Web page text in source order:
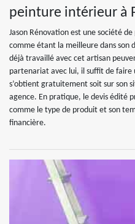
peinture intérieur à
Jason Rénovation est une société
comme étant la meilleure dans son
déjà travaillé avec cet artisan
partenariat avec lui, il suffit de faire
s’obtient gratuitement soit sur son
agence. En pratique, le devis édité
comme le type de produit et son
financière.